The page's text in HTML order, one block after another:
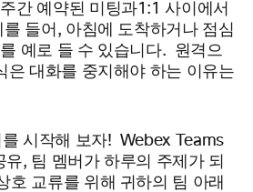
간 예약된 미팅과1:1 사이에서
들어, 아침에 도착하거나 점심
예로 들 수 있습니다. 원격으
은 대화를 중지해야 하는 이유는
를시작해 보자! Webex Teams
유, 팀 멤버가 하루의 주제가 되
호 교류를 위해 귀하의 팀 아래